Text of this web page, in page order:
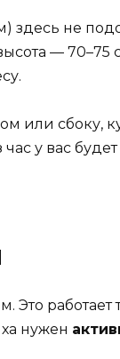
здесь не
— 70–75
или сбоку,
у вас
Это работает
нужен